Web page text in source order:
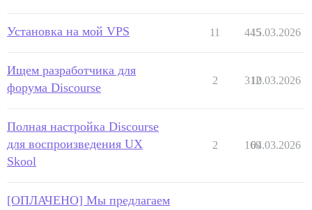
Установка на мой VPS 11 445
15.03.2026
Ищем разработчика для
форума Discourse
2 312
10.03.2026
Полная настройка Discourse
для воспроизведения UX
Skool
2 169
04.03.2026
[ОПЛАЧЕНО] Мы предлагаем